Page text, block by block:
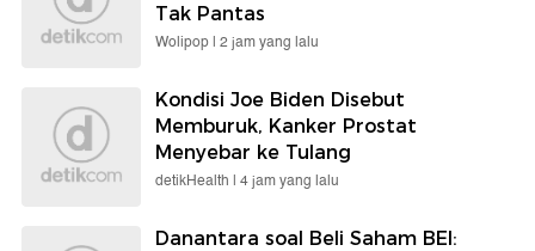
Tak Pantas
Wolipop | 2 jam yang lalu
Kondisi Joe Biden Disebut
Memburuk, Kanker Prostat
Menyebar ke Tulang
detikHealth | 4 jam yang lalu
Danantara soal Beli Saham BEI: